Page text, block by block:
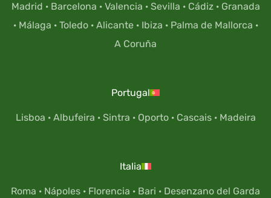
Madrid · Barcelona · Valencia · Sevilla · Cádiz· Granada
· Málaga · Toledo· Alicante· Ibiza · Palma de Mallorca ·
A Coruña
Portugal
Lisboa · Albufeira · Sintra · Oporto· Cascais· Madeira
Italia
Roma · Nápoles · Florencia · Bari · Desenzano del Garda